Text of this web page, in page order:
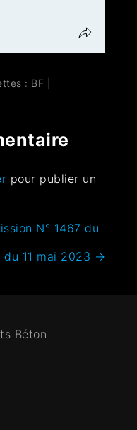
: BF
pour publier un
N° 1467 du
du 11 mai 2023 →
Béton